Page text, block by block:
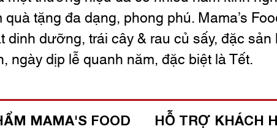
tặng đa dạng, phong phú. Mama’s
dinh dưỡng, trái cây & rau củ sấy, đặc
ngày dịp lễ quanh năm, đặc biệt là Tết.
MAMA'S FOOD HỖ TRỢ KHÁCH